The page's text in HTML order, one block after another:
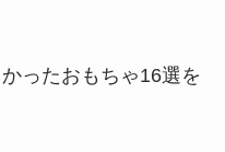
ったおもちゃ16選を